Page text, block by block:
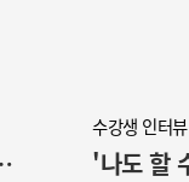
도했습니다
수강생 인터뷰